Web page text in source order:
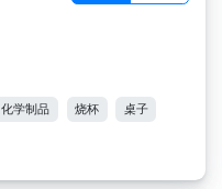
化学制品 烧杯 桌子